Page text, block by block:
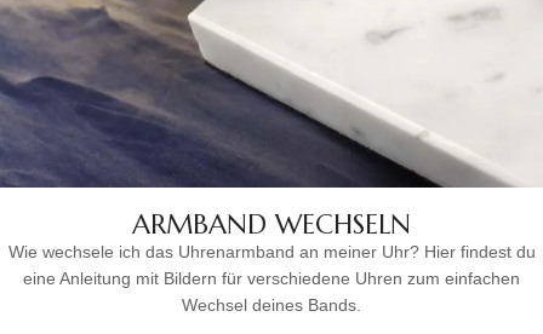
ARMBAND WECHSELN
Wie wechsele ich das Uhrenarmband an meiner Uhr? Hier findest du
eine Anleitung mit Bildern für verschiedene Uhren zum einfachen
Wechsel deines Bands.